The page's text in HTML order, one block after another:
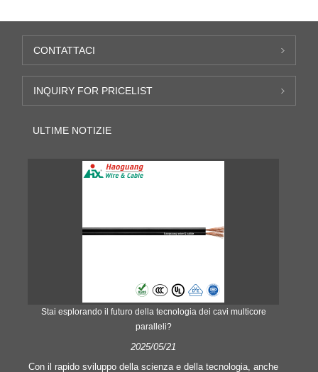
CONTATTACI
INQUIRY FOR PRICELIST
ULTIME NOTIZIE
Stai esplorando il futuro della tecnologia dei cavi multicore
paralleli?
2025/05/21
Con il rapido sviluppo della scienza e della tecnologia, anche